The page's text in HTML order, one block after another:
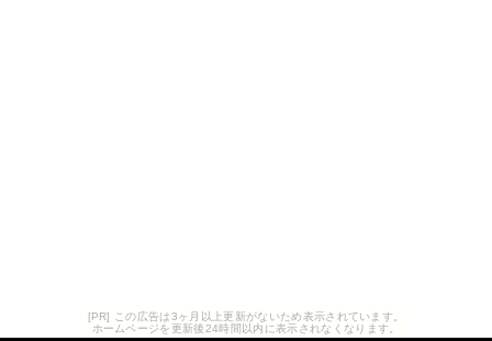
[PR] この広告は3ヶ月以上更新がないため表示されています。
ホームページを更新後24時間以内に表示されなくなります。